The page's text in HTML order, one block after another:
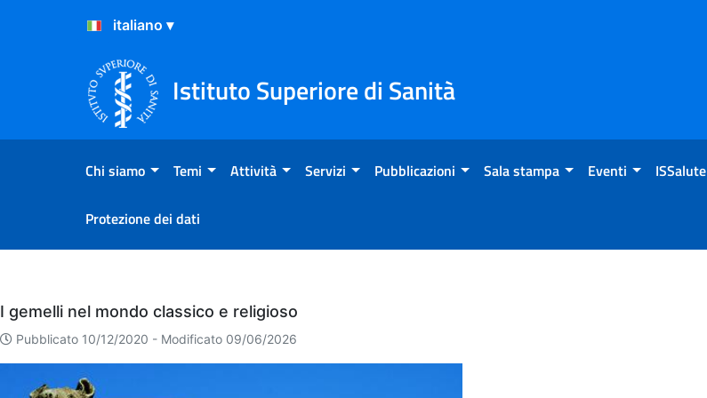
Salta al Contenuto
Salta al Footer
Istituto Superiore di Sanità
Chi siamo Temi Attività Servizi Pubblicazioni Sala stampa Eventi ISSalute
Protezione dei dati
Eventi
I gemelli nel mondo classico e religioso
Pubblicato 10/12/2020 - Modificato 09/06/2026